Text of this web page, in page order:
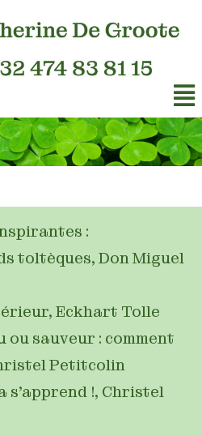
:
toltèques, Don Miguel
Eckhart Tolle
ou sauveur : comment
Petitcolin
s’apprend !, Christel